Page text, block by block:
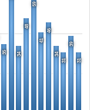
35 34
48
59
41
46
34
31
39
31